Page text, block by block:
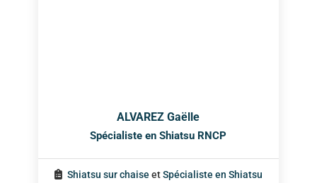
ALVAREZ Gaëlle
Spécialiste en Shiatsu RNCP
Shiatsu sur chaise etSpécialiste en Shiatsu